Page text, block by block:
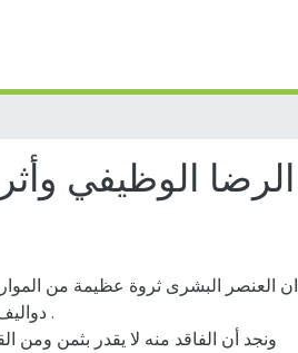
الرضا الوظيفي
ان العنصر البشرى ثروة عظيمة من
ونجد أن الفاقد منه لا يقدر بثمن ومن